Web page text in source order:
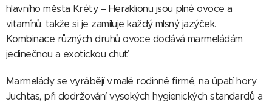
hlavního města Kréty – Heraklionu jsou plné ovoce a
vitamínů, takže si je zamiluje každý mlsný jazýček.
Kombinace různých druhů ovoce dodává marmeládám
jedinečnou a exotickou chuť.
Marmelády se vyrábějí v malé rodinné firmě, na úpatí hory
Juchtas, při dodržování vysokých hygienických standardů a